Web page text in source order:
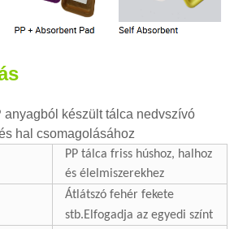
anyagból készült tálca nedvszívó
hal csomagolásához
PP tálca friss húshoz, halhoz
és élelmiszerekhez
Átlátszó fehér fekete
stb.Elfogadja az egyedi színt